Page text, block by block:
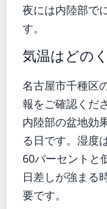
夜には内陸部で
す。
気温はどの
名古屋市千種区
報をご確認くだ
内陸部の盆地効
る日です。湿度
60パーセントと
日差しが強まる
要です。